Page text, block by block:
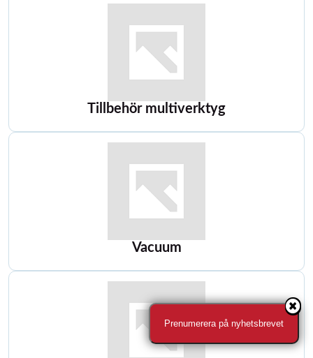
Tillbehör multiverktyg
Vacuum
Prenumerera på nyhetsbrevet